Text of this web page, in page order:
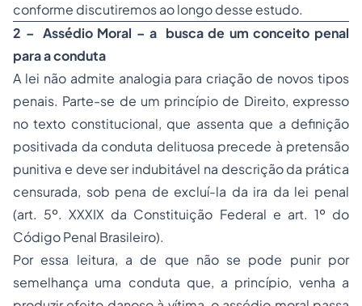
conforme discutiremos ao longo desse estudo.
2 – Assédio Moral – a busca de um conceito penal
para a conduta
A lei não admite analogia para criação de novos tipos
penais. Parte-se de um princípio de Direito, expresso
no texto constitucional, que assenta que a definição
positivada da conduta delituosa precede à pretensão
punitiva e deve ser indubitável na descrição da prática
censurada, sob pena de excluí-la da ira da lei penal
(art. 5º. XXXIX da Constituição Federal e art. 1º do
Código Penal Brasileiro).
Por essa leitura, a de que não se pode punir por
semelhança uma conduta que, a princípio, venha a